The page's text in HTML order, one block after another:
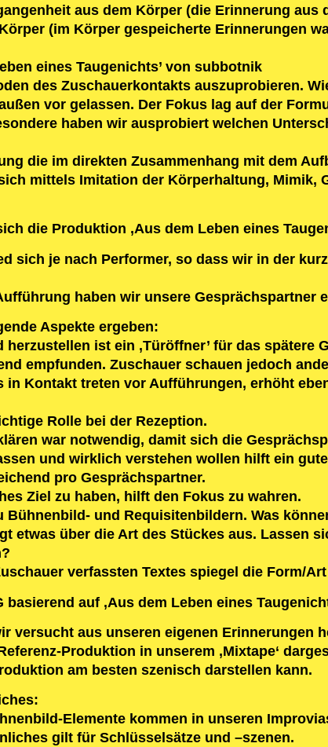
aus dem Körper (die Erinnerung
(im Körper gespeicherte Erinnerungen
eines Taugenichts’ von subbotnik
des Zuschauerkontakts auszuprobieren.
vor gelassen. Der Fokus lag auf der
haben wir ausprobiert welchen
die im direkten Zusammenhang mit dem
mittels Imitation der Körperhaltung,
die Produktion ‚Aus dem Leben eines
sich je nach Performer, so dass wir in der
haben wir unsere Gesprächspartner
Aspekte ergeben:
herzustellen ist ein ‚Türöffner’ für das
empfunden. Zuschauer schauen jedoch
in Kontakt treten vor Aufführungen, erhöht
Rolle bei der Rezeption.
war notwendig, damit sich die
und wirklich verstehen wollen hilft ein
pro Gesprächspartner.
Ziel zu haben, hilft den Fokus zu wahren.
Bühnenbild- und Requisitenbildern. Was
etwas über die Art des Stückes aus. Lassen
verfassten Textes spiegel die Form/
basierend auf ‚Aus dem Leben eines
versucht aus unseren eigenen Erinnerungen
Produktion in unserem ‚Mixtape‘
am besten szenisch darstellen kann.
Elemente kommen in unseren
gilt für Schlüsselsätze und –szenen.